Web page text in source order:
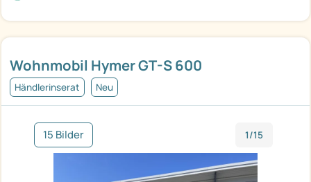
Wohnmobil Hymer GT-S 600
Händlerinserat Neu
15 Bilder 1/15